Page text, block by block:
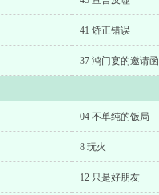
41 矫正错误
37 鸿门宴的邀请函
04 不单纯的饭局
8 玩火
12 只是好朋友